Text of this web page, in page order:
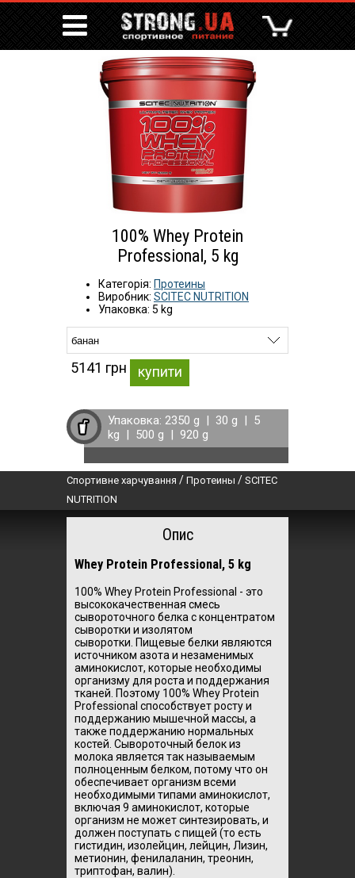
100% Whey Protein
Professional, 5 kg
Категорія: Протеины
Виробник: SCITEC NUTRITION
Упаковка: 5 kg
5141 грн купити
Упаковка: 2350 g | 30 g | 5
kg | 500 g | 920 g
Спортивне харчування / Протеины / SCITEC
NUTRITION
Опис
Whey Protein Professional, 5 kg
100% Whey Protein Professional - это
высококачественная смесь
сывороточного белка с концентратом
сыворотки и изолятом
сыворотки. Пищевые белки являются
источником азота и незаменимых
аминокислот, которые необходимы
организму для роста и поддержания
тканей. Поэтому 100% Whey Protein
Professional способствует росту и
поддержанию мышечной массы, а
также поддержанию нормальных
костей. Сывороточный белок из
молока является так называемым
полноценным белком, потому что он
обеспечивает организм всеми
необходимыми типами аминокислот,
включая 9 аминокислот, которые
организм не может синтезировать, и
должен поступать с пищей (то есть
гистидин, изолейцин, лейцин, Лизин,
метионин, фенилаланин, треонин,
триптофан, валин).